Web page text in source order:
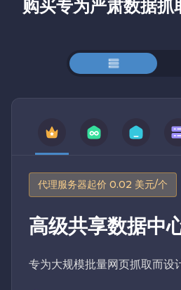
购买专为严肃数据抓
代理服务器起价 0.02 美元/个
高级共享数据中
专为大规模批量网页抓取而设